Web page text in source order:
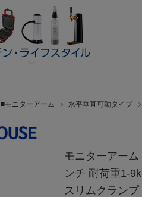
■モニターアーム 水平垂直可動タイプ
モニターアー
ンチ 耐荷重1-
スリムクラン